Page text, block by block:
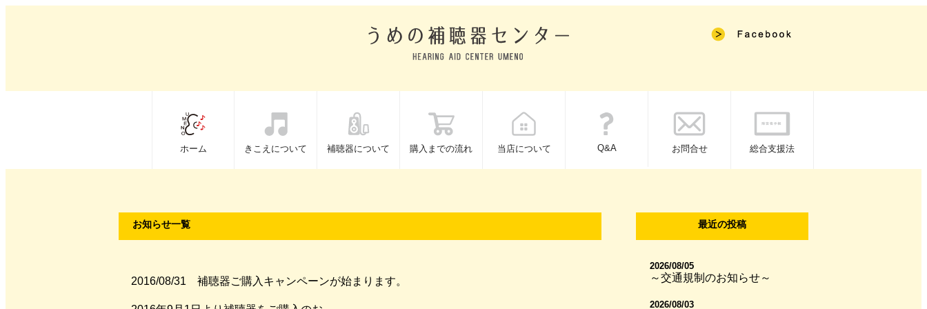
ホーム きこえについて 補聴器について 購入までの流れ 当店について Q&A お問合せ 総合支援法
お知らせ一覧
2016/08/31 補聴器ご購入キャンペーンが始まります。
最近の投稿
2026/08/05
～交通規制のお知らせ～
2026/08/03